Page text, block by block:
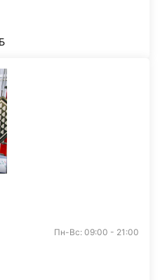
Пн-Вс: 09:00 - 21:00